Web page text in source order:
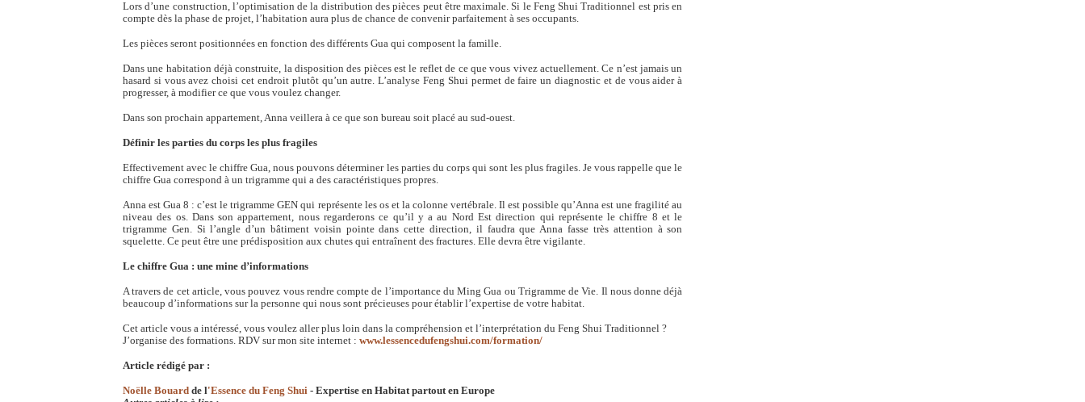
Lors d’une construction, l’optimisation de la distribution des pièces peut être maximale. Si le Feng Shui Traditionnel est pris en
compte dès la phase de projet, l’habitation aura plus de chance de convenir parfaitement à ses occupants.
Les pièces seront positionnées en fonction des différents Gua qui composent la famille.
Dans une habitation déjà construite, la disposition des pièces est le reflet de ce que vous vivez actuellement. Ce n’est jamais un
hasard si vous avez choisi cet endroit plutôt qu’un autre. L’analyse Feng Shui permet de faire un diagnostic et de vous aider à
progresser, à modifier ce que vous voulez changer.
Dans son prochain appartement, Anna veillera à ce que son bureau soit placé au sud-ouest.
Définir les parties du corps les plus fragiles
Effectivement avec le chiffre Gua, nous pouvons déterminer les parties du corps qui sont les plus fragiles. Je vous rappelle que le
chiffre Gua correspond à un trigramme qui a des caractéristiques propres.
Anna est Gua 8 : c’est le trigramme GEN qui représente les os et la colonne vertébrale. Il est possible qu’Anna est une fragilité au
niveau des os. Dans son appartement, nous regarderons ce qu’il y a au Nord Est direction qui représente le chiffre 8 et le
trigramme Gen. Si l’angle d’un bâtiment voisin pointe dans cette direction, il faudra que Anna fasse très attention à son
squelette. Ce peut être une prédisposition aux chutes qui entraînent des fractures. Elle devra être vigilante.
Le chiffre Gua : une mine d’informations
A travers de cet article, vous pouvez vous rendre compte de l’importance du Ming Gua ou Trigramme de Vie. Il nous donne déjà
beaucoup d’informations sur la personne qui nous sont précieuses pour établir l’expertise de votre habitat.
Cet article vous a intéressé, vous voulez aller plus loin dans la compréhension et l’interprétation du Feng Shui Traditionnel ?
J’organise des formations. RDV sur mon site internet : www.lessencedufengshui.com/formation/
Article rédigé par :
Noëlle Bouard de l'Essence du Feng Shui - Expertise en Habitat partout en Europe